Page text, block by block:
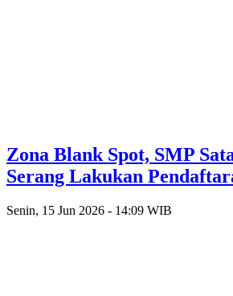
Zona Blank Spot, SMP
Serang Lakukan
Senin, 15 Jun 2026 - 14:09 WIB